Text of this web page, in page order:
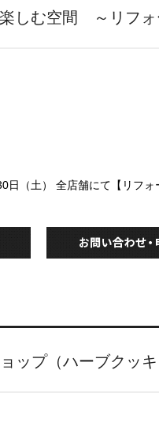
楽しむ空間 ～リフ
日（土） 全店舗にて【リフォ
ップ（ハーブクッキ